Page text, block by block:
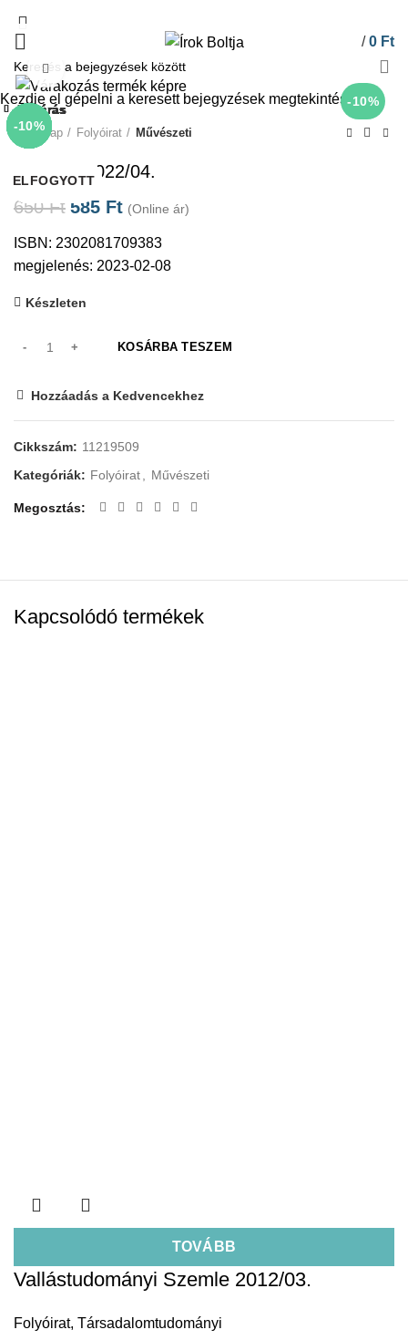
/ 0 Ft
-10%
Click to enlarge
Kezdőlap Folyóirat Művészeti
Játéktér 2022/04.
650Ft 585 Ft (Online ár)
ISBN: 2302081709383
megjelenés: 2023-02-08
Készleten
KOSÁRBA TESZEM
Hozzáadás a Kedvencekhez
Cikkszám: 11219509
Kategóriák: Folyóirat, Művészeti
Megosztás
Kapcsolódó termékek
-10%
ELFOGYOTT
TOVÁBB
Bezárás
Vallástudományi Szemle 2012/03.
Folyóirat, Társadalomtudományi
-10%
ELFOGYOTT
Bezárás
-10%
ELFOGYOTT
Bezárás
-10%
ELFOGYOTT
Bezárás
-10%
ELFOGYOTT
Bezárás
-10%
ELFOGYOTT
Bezárás
-10%
ELFOGYOTT
Bezárás
-10%
ELFOGYOTT
Bezárás
Kezdje el gépelni a keresett bejegyzések megtekintéséhez.